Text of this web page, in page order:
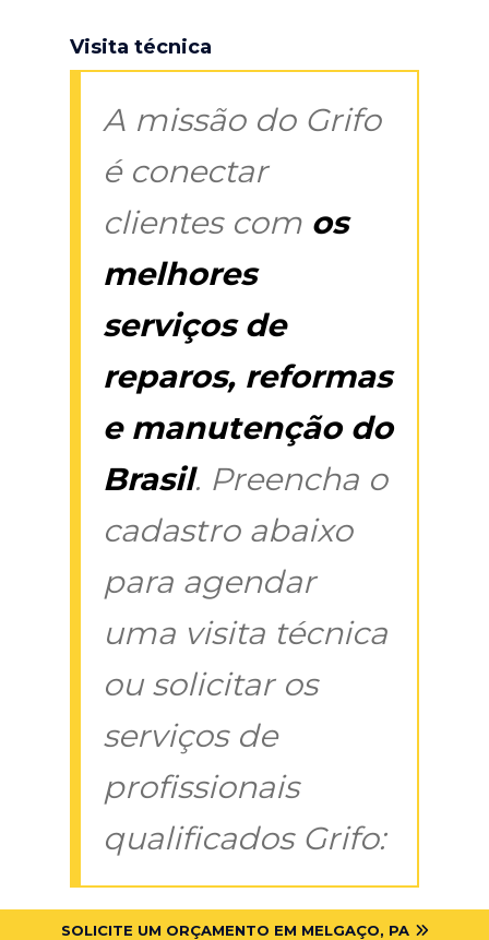
Visita técnica
A missão do Grifo
é conectar
clientes com os
melhores
serviços de
reparos, reformas
e manutenção do
Brasil. Preencha o
cadastro abaixo
para agendar
uma visita técnica
ou solicitar os
serviços de
profissionais
qualificados Grifo:
SOLICITE UM ORÇAMENTO EM MELGAÇO, PA